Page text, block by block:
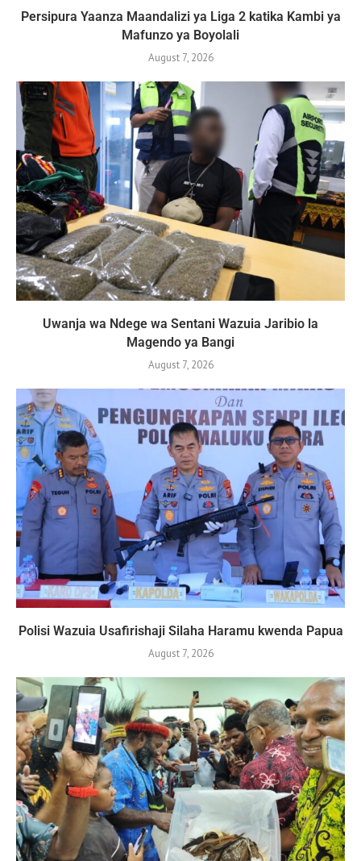
Persipura Yaanza Maandalizi ya Liga 2 katika Kambi ya
Mafunzo ya Boyolali
August 7, 2026
Uwanja wa Ndege wa Sentani Wazuia Jaribio la
Magendo ya Bangi
August 7, 2026
Polisi Wazuia Usafirishaji Silaha Haramu kwenda Papua
August 7, 2026